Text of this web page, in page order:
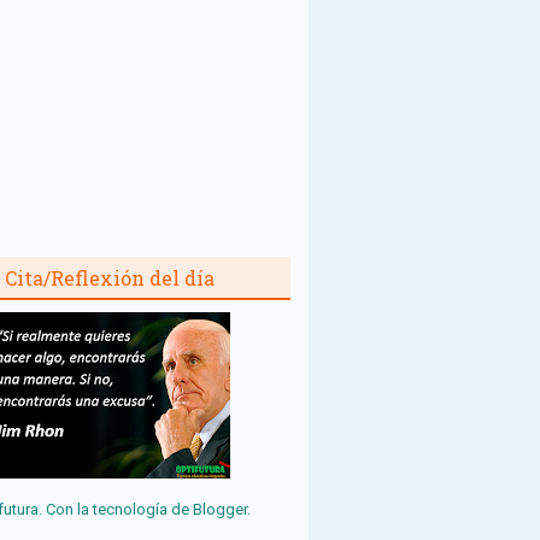
Cita/Reflexión del día
Con la tecnología de Blogger.